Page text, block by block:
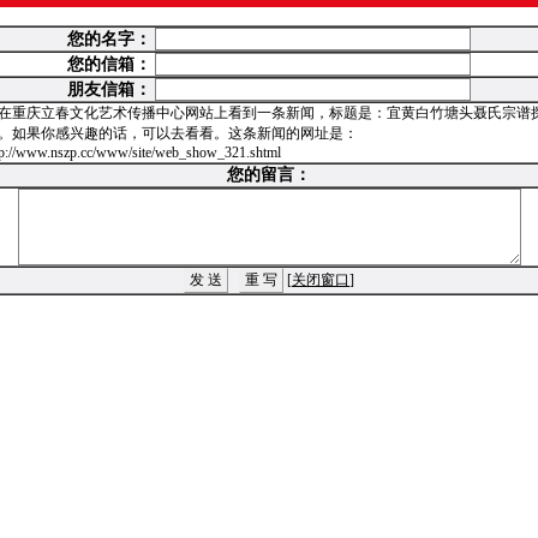
您的名字：
您的信箱：
朋友信箱：
重庆立春文化艺术传播中心网站上看到一条新闻，标题是：宜黄白竹塘头聂氏宗谱
如果你感兴趣的话，可以去看看。这条新闻的网址是：
www.nszp.cc/www/site/web_show_321.shtml
您的留言：
[关闭窗口]